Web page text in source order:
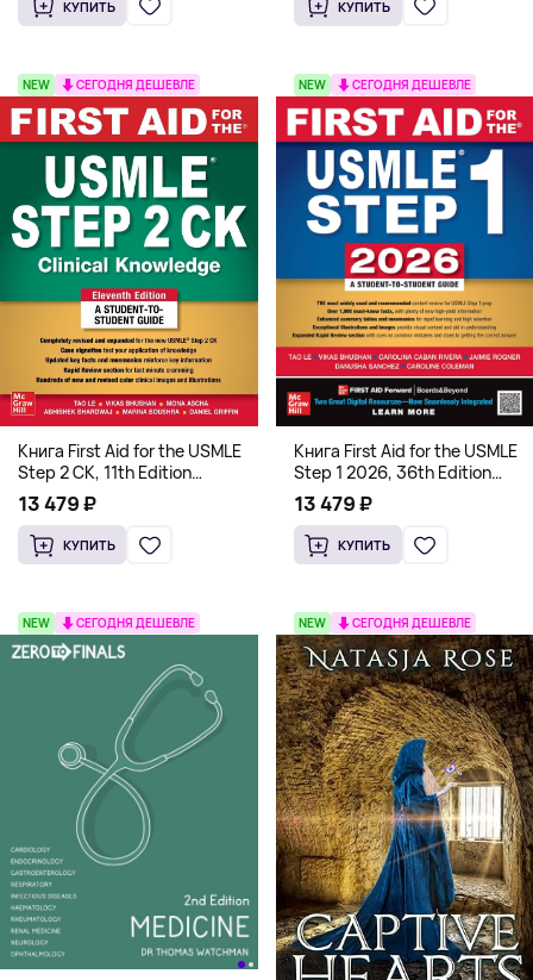
КУПИТЬ КУПИТЬ
NEW СЕГОДНЯ ДЕШЕВЛЕ
Книга First Aid for the USMLE
Step 2 CK, 11th Edition
(Мягкий переплет,
Английский язык)
13 479 ₽
КУПИТЬ
NEW СЕГОДНЯ ДЕШЕВЛЕ
Книга First Aid for the USMLE
Step 1 2026, 36th Edition
(Мягкий переплет,
Английский язык)
13 479 ₽
КУПИТЬ
NEW СЕГОДНЯ ДЕШЕВЛЕ NEW СЕГОДНЯ ДЕШЕВЛЕ